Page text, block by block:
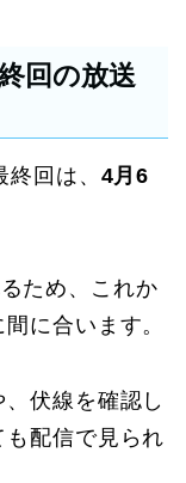
回の放送
回は、 4月6
ため、これか
に合います。
伏線を確認し
配信で見られ